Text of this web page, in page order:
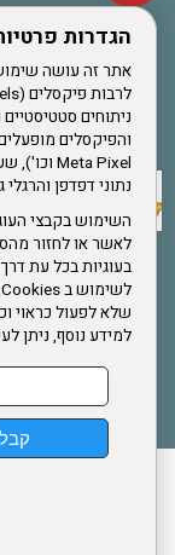
הגדרות
ניתוחים
נתוני דפדפן
השימוש בקבצי
לאשר או לחזור
בעוגיות בכל עת
שלא לפעול כראוי
למידע נוסף, ניתן
קבל
תקנון האתר